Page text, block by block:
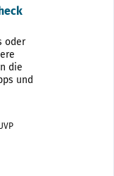
oder
die
und